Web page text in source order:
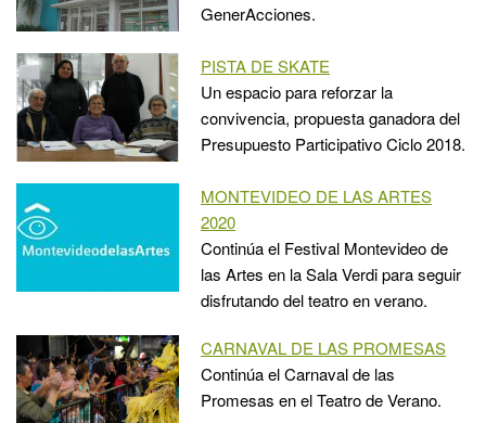
GenerAcciones.
PISTA DE SKATE
Un espacio para reforzar la
convivencia, propuesta ganadora del
Presupuesto Participativo Ciclo 2018.
MONTEVIDEO DE LAS ARTES
2020
Continúa el Festival Montevideo de
las Artes en la Sala Verdi para seguir
disfrutando del teatro en verano.
CARNAVAL DE LAS PROMESAS
Continúa el Carnaval de las
Promesas en el Teatro de Verano.